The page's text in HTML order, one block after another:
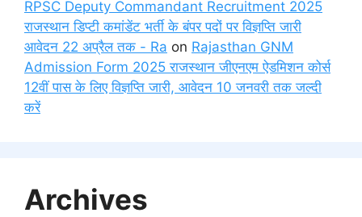
RPSC Deputy Commandant Recruitment 2025
राजस्थान डिप्टी कमांडेंट भर्ती के बंपर पदों पर विज्ञप्ति जारी
आवेदन 22 अप्रैल तक - Ra on Rajasthan GNM
Admission Form 2025 राजस्थान जीएनएम ऐडमिशन कोर्स
12वीं पास के लिए विज्ञप्ति जारी, आवेदन 10 जनवरी तक जल्दी
करें
Archives